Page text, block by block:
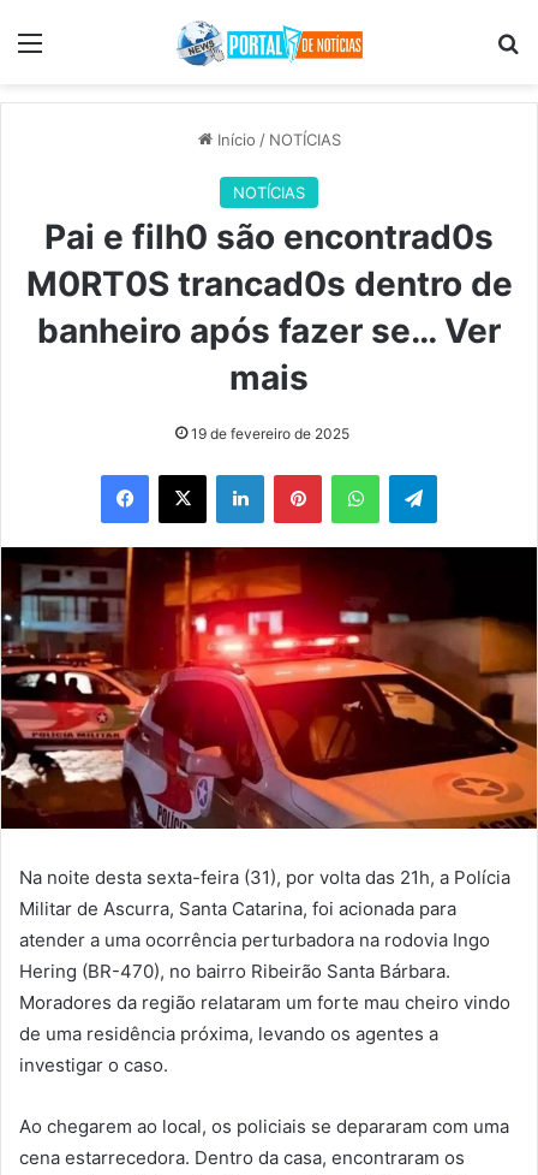
Menu
Início / NOTÍCIAS
NOTÍCIAS
Pai e filh0 são encontrad0s
M0RT0S trancad0s dentro de
banheiro após fazer se… Ver
mais
19 de fevereiro de 2025
Facebook
X LinkedinPinterestWhatsAppTelegram
Na noite desta sexta-feira (31), por volta das 21h, a Polícia
Militar de Ascurra, Santa Catarina, foi acionada para
atender a uma ocorrência perturbadora na rodovia Ingo
Hering (BR-470), no bairro Ribeirão Santa Bárbara.
Moradores da região relataram um forte mau cheiro vindo
de uma residência próxima, levando os agentes a
investigar o caso.
Ao chegarem ao local, os policiais se depararam com uma
cena estarrecedora. Dentro da casa, encontraram os